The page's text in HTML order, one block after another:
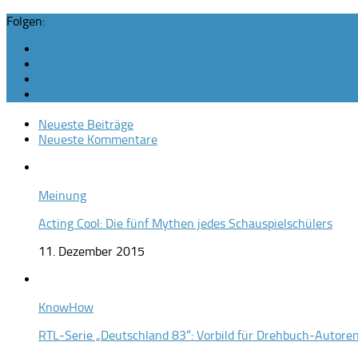
Folgen:
Neueste Beiträge
Neueste Kommentare
Meinung
Acting Cool: Die fünf Mythen jedes Schauspielschülers
11. Dezember 2015
KnowHow
RTL-Serie „Deutschland 83“: Vorbild für Drehbuch-